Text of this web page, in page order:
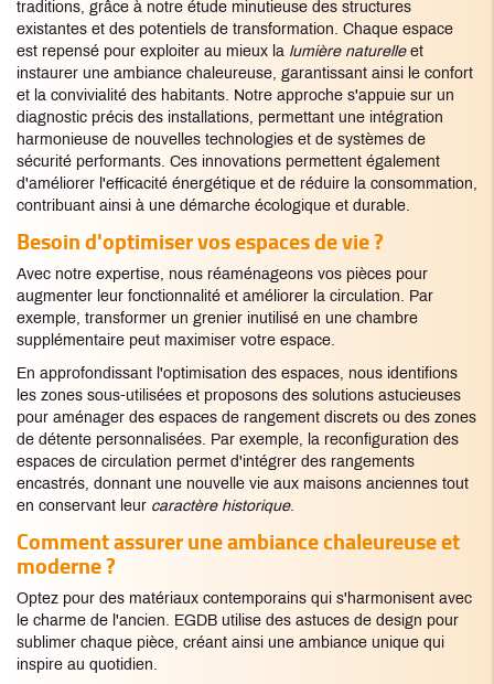
traditions, grâce à notre étude minutieuse des structures
existantes et des potentiels de transformation. Chaque espace
est repensé pour exploiter au mieux la lumière naturelleet
instaurer une ambiance chaleureuse, garantissant ainsi le confort
et la convivialité des habitants. Notre approche s'appuie sur un
diagnostic précis des installations, permettant une intégration
harmonieuse de nouvelles technologies et de systèmes de
sécurité performants. Ces innovations permettent également
d'améliorer l'efficacité énergétique et de réduire la consommation,
contribuant ainsi à une démarche écologique et durable.
Besoin d'optimiser vos espaces de vie ?
Avec notre expertise, nous réaménageons vos pièces pour
augmenter leur fonctionnalité et améliorer la circulation. Par
exemple, transformer un grenier inutilisé en une chambre
supplémentaire peut maximiser votre espace.
En approfondissant l'optimisation des espaces, nous identifions
les zones sous-utilisées et proposons des solutions astucieuses
pour aménager des espaces de rangement discrets ou des zones
de détente personnalisées. Par exemple, la reconfiguration des
espaces de circulation permet d'intégrer des rangements
encastrés, donnant une nouvelle vie aux maisons anciennes tout
en conservant leur caractère historique.
Comment assurer une ambiance chaleureuse et
moderne ?
Optez pour des matériaux contemporains qui s'harmonisent avec
le charme de l'ancien. EGDB utilise des astuces de design pour
sublimer chaque pièce, créant ainsi une ambiance unique qui
inspire au quotidien.